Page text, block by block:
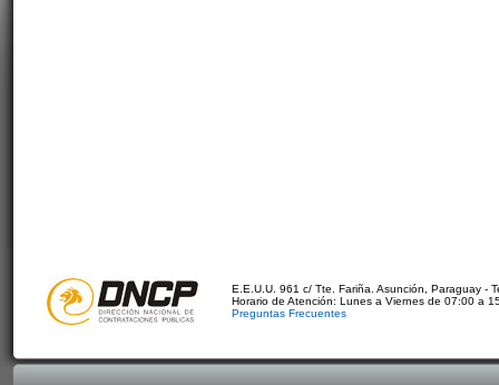
E.E.U.U. 961 c/ Tte. Fariña. Asunción, Paraguay -
Horario de Atención: Lunes a Viernes de 07:00 a
Preguntas Frecuentes